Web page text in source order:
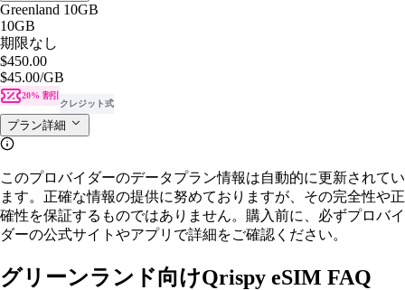
Greenland 10GB
10GB
期限なし
$450.00
$45.00/GB
20% 割引
クレジット式
プラン詳細
このプロバイダーのデータプラン情報は自動的に更新されてい
ます。正確な情報の提供に努めておりますが、その完全性や正
確性を保証するものではありません。購入前に、必ずプロバイ
ダーの公式サイトやアプリで詳細をご確認ください。
グリーンランド向けQrispy eSIM FAQ